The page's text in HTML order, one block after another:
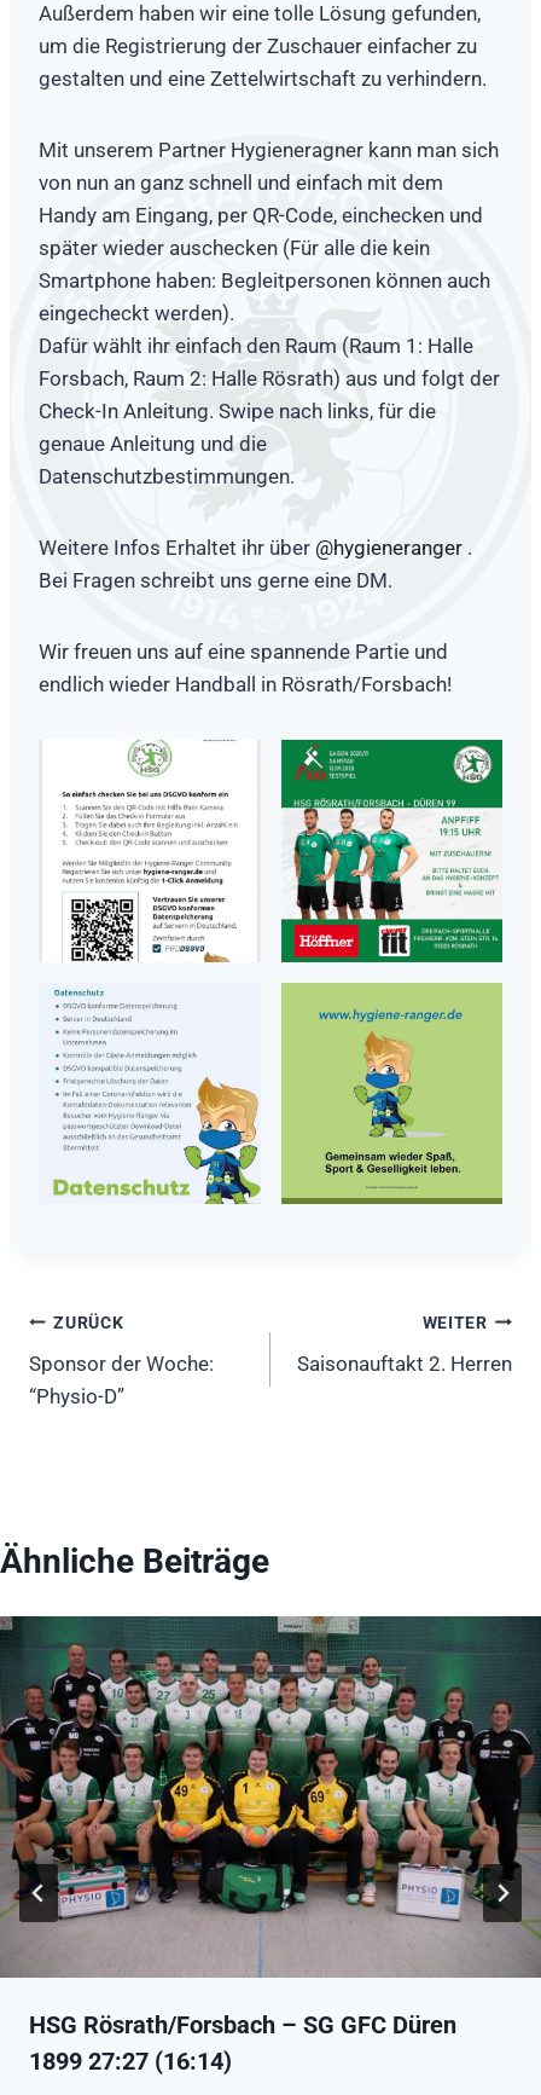
Außerdem haben wir eine tolle Lösung gefunden,
um die Registrierung der Zuschauer einfacher zu
gestalten und eine Zettelwirtschaft zu verhindern.
Mit unserem Partner Hygieneragner kann man sich
von nun an ganz schnell und einfach mit dem
Handy am Eingang, per QR-Code, einchecken und
später wieder auschecken (Für alle die kein
Smartphone haben: Begleitpersonen können auch
eingecheckt werden).
Dafür wählt ihr einfach den Raum (Raum 1: Halle
Forsbach, Raum 2: Halle Rösrath) aus und folgt der
Check-In Anleitung. Swipe nach links, für die
genaue Anleitung und die
Datenschutzbestimmungen.
Weitere Infos Erhaltet ihr über @hygieneranger .
Bei Fragen schreibt uns gerne eine DM.
Wir freuen uns auf eine spannende Partie und
endlich wieder Handball in Rösrath/Forsbach!
Beitragsnavigation
ZURÜCK
Sponsor der Woche:
“Physio-D”
WEITER
Saisonauftakt 2. Herren
Ähnliche Beiträge
HSG Rösrath/Forsbach – SG GFC Düren
1899 27:27 (16:14)